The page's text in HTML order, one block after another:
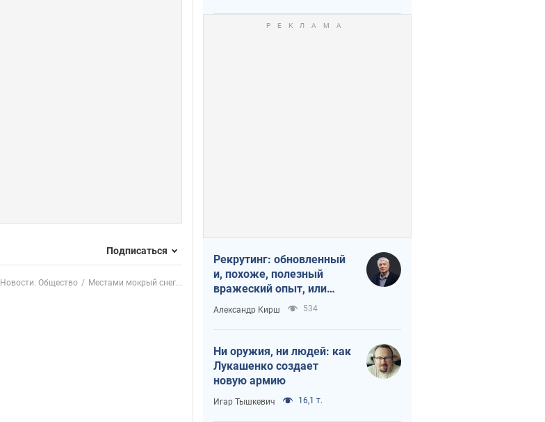
Подписаться
Новости. Общество Местами мокрый снег...
оккупантов
Рекрутинг: обновленный
и, похоже, полезный
вражеский опыт, или
Диалектика
требовательной трусости
Александр Кирш 534
Ни оружия, ни людей: как
Лукашенко создает
новую армию
Игар Тышкевич 16,1 т.